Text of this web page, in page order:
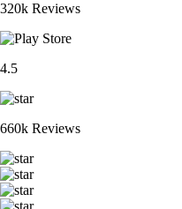
320k Reviews
4.5
660k Reviews